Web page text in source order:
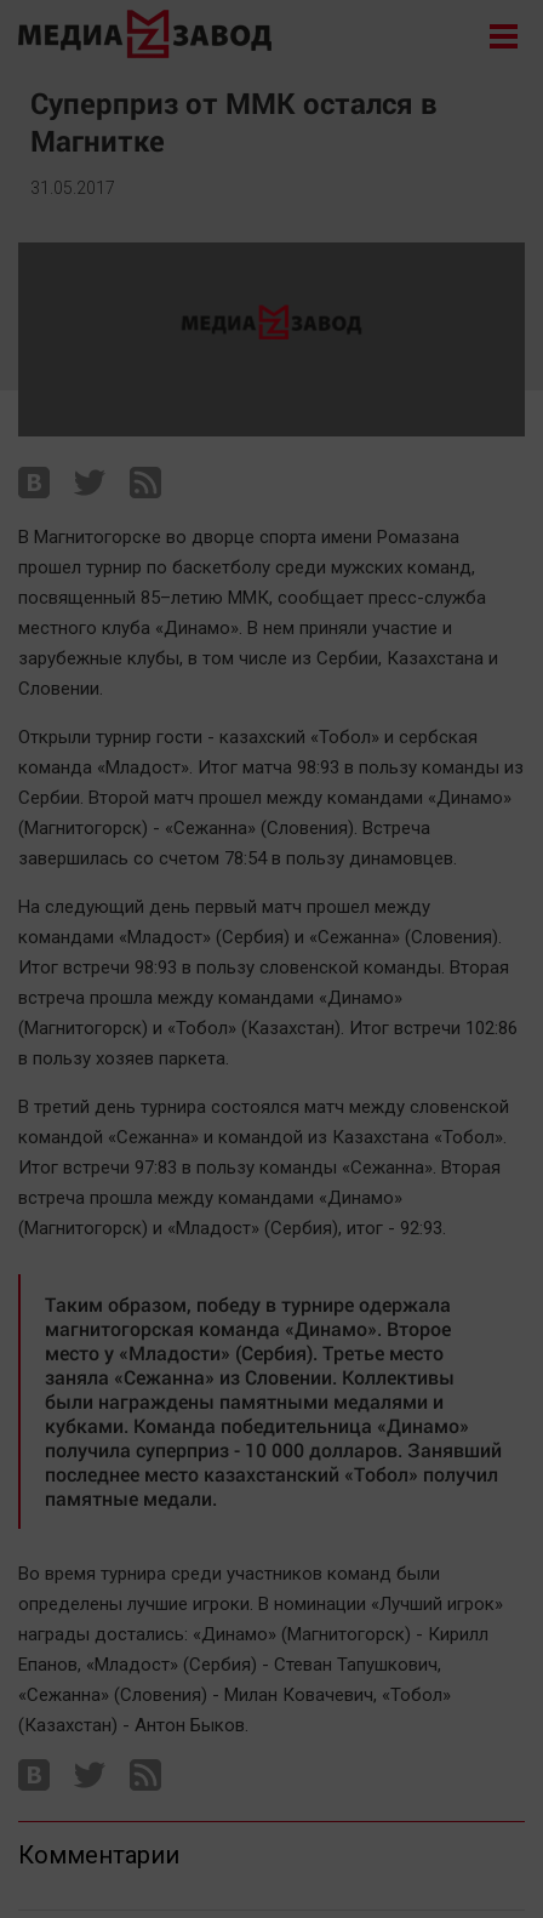
Новости
Экономика
Происшествия
Поиск
Наша победа
Общество
Политика
Экономика
Здоровье
Культура
Курилка
Мнения
Технологии
Отраслевые темы
Hедвижимость
Образование
Автомобили
XX век: криминальные уроки
Банки
Медиаграмотность
Новости компаний
Прогулки по городу Ч
Спецпроект
Статистика
Челябинск космический
Другие рубрики
Bookworms
English version
Online-консультация
Актуальная тема
Быстрый медиазавод
Вирус чтения
Вкусное
Суперприз от ММК остался в
Магнитке
31.05.2017
В Магнитогорске во дворце спорта имени Ромазана
прошел турнир по баскетболу среди мужских команд,
посвященный 85–летию ММК, сообщает пресс-служба
местного клуба «Динамо». В нем приняли участие и
зарубежные клубы, в том числе из Сербии, Казахстана и
Словении.
Открыли турнир гости - казахский «Тобол» и сербская
команда «Младост». Итог матча 98:93 в пользу команды из
Сербии. Второй матч прошел между командами «Динамо»
(Магнитогорск) - «Сежанна» (Словения). Встреча
завершилась со счетом 78:54 в пользу динамовцев.
На следующий день первый матч прошел между
командами «Младост» (Сербия) и «Сежанна» (Словения).
Итог встречи 98:93 в пользу словенской команды. Вторая
встреча прошла между командами «Динамо»
(Магнитогорск) и «Тобол» (Казахстан). Итог встречи 102:86
в пользу хозяев паркета.
В третий день турнира состоялся матч между словенской
командой «Сежанна» и командой из Казахстана «Тобол».
Итог встречи 97:83 в пользу команды «Сежанна». Вторая
встреча прошла между командами «Динамо»
(Магнитогорск) и «Младост» (Сербия), итог - 92:93.
Таким образом, победу в турнире одержала
магнитогорская команда «Динамо». Второе
место у «Младости» (Сербия). Третье место
заняла «Сежанна» из Словении. Коллективы
были награждены памятными медалями и
кубками. Команда победительница «Динамо»
получила суперприз - 10 000 долларов. Занявший
последнее место казахстанский «Тобол» получил
памятные медали.
Во время турнира среди участников команд были
определены лучшие игроки. В номинации «Лучший игрок»
награды достались: «Динамо» (Магнитогорск) - Кирилл
Епанов, «Младост» (Сербия) - Стеван Тапушкович,
«Сежанна» (Словения) - Милан Ковачевич, «Тобол»
(Казахстан) - Антон Быков.
Комментарии